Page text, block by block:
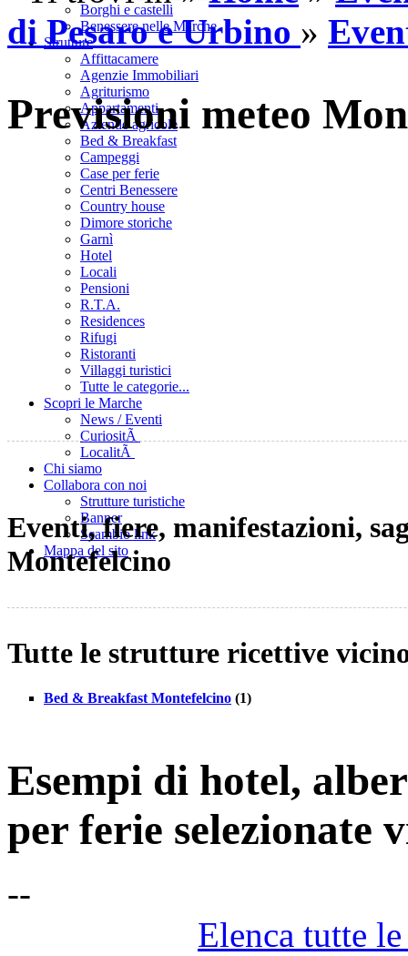
Borghi e castelli
Benessere nelle Marche
Strutture
Affittacamere
Agenzie Immobiliari
Agriturismo
Appartamenti
Aziende agricole
Bed & Breakfast
Campeggi
Case per ferie
Centri Benessere
Country house
Dimore storiche
Garnì
Hotel
Locali
Pensioni
R.T.A.
Residences
Rifugi
Ristoranti
Villaggi turistici
Tutte le categorie...
Scopri le Marche
News / Eventi
CuriositÃ
LocalitÃ
Chi siamo
Collabora con noi
Strutture turistiche
Banner
Scambio link
Mappa del sito
di Pesaro e Urbino »
Previsioni meteo
Eventi, fiere, manifestazioni,
Montefelcino
Tutte le strutture ricettive
Bed & Breakfast Montefelcino (1)
Esempi di hotel,
per ferie selezionate
--
Elenca tutte